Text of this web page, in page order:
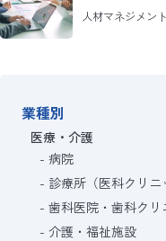
人材マネジメン
業種別
医療・介護
病院
診療所（医科クリニ
歯科医院・歯科クリ
介護・福祉施設